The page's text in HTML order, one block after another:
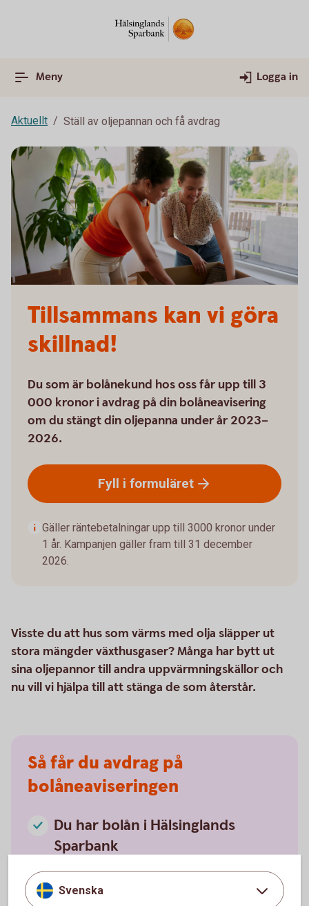
Meny Logga in
Aktuellt Ställ av oljepannan och få avdrag
Tillsammans kan vi göra
skillnad!
Du som är bolånekund hos oss får upp till 3
000 kronor i avdrag på din bolåneavisering
om du stängt din oljepanna under år 2023–
2026.
Fyll i formuläret
Gäller räntebetalningar upp till 3000 kronor under
1 år. Kampanjen gäller fram till 31 december
2026.
Visste du att hus som värms med olja släpper ut
stora mängder växthusgaser? Många har bytt ut
sina oljepannor till andra uppvärmningskällor och
nu vill vi hjälpa till att stänga de som återstår.
Så får du avdrag på
bolåneaviseringen
Du har bolån i Hälsinglands
Sparbank
Bolån i Hälsinglands Sparbank
Du har ställt av din oljepanna
Svenska